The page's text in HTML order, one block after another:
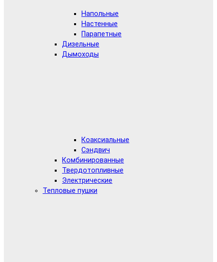
Напольные
Настенные
Парапетные
Дизельные
Дымоходы
Коаксиальные
Сэндвич
Комбинированные
Твердотопливные
Электрические
Тепловые пушки